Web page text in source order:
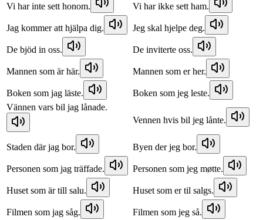
Vi har inte sett honom. Vi har ikke sett ham.
Jag kommer att hjälpa dig. Jeg skal hjelpe deg.
De bjöd in oss. De inviterte oss.
Mannen som är här. Mannen som er her.
Boken som jag läste.
Boken som jeg leste.
Vännen vars bil jag lånade.
Vennen hvis bil jeg lånte.
Staden där jag bor. Byen der jeg bor.
Personen som jag träffade. Personen som jeg møtte.
Huset som är till salu. Huset som er til salgs.
Filmen som jag såg.
Filmen som jeg så.